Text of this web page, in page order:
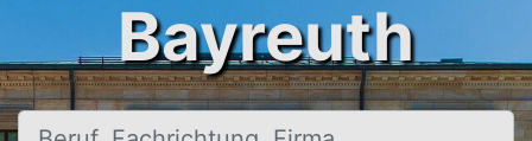
Bayreuth
Beruf, Fachrichtung, Firma